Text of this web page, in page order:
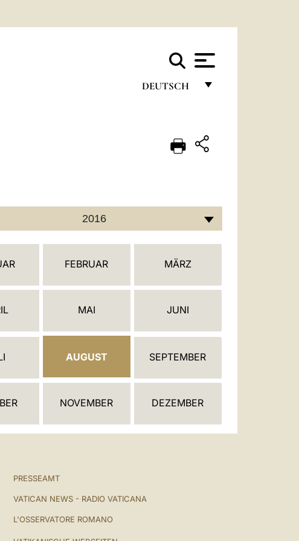
DEUTSCH
ITALIANO
ESPAÑOL
2016
FEBRUAR MÄRZ
MAI JUNI
AUGUST SEPTEMBER
NOVEMBER DEZEMBER
PRESSEAMT
VATICAN NEWS - RADIO VATICANA
L'OSSERVATORE ROMANO